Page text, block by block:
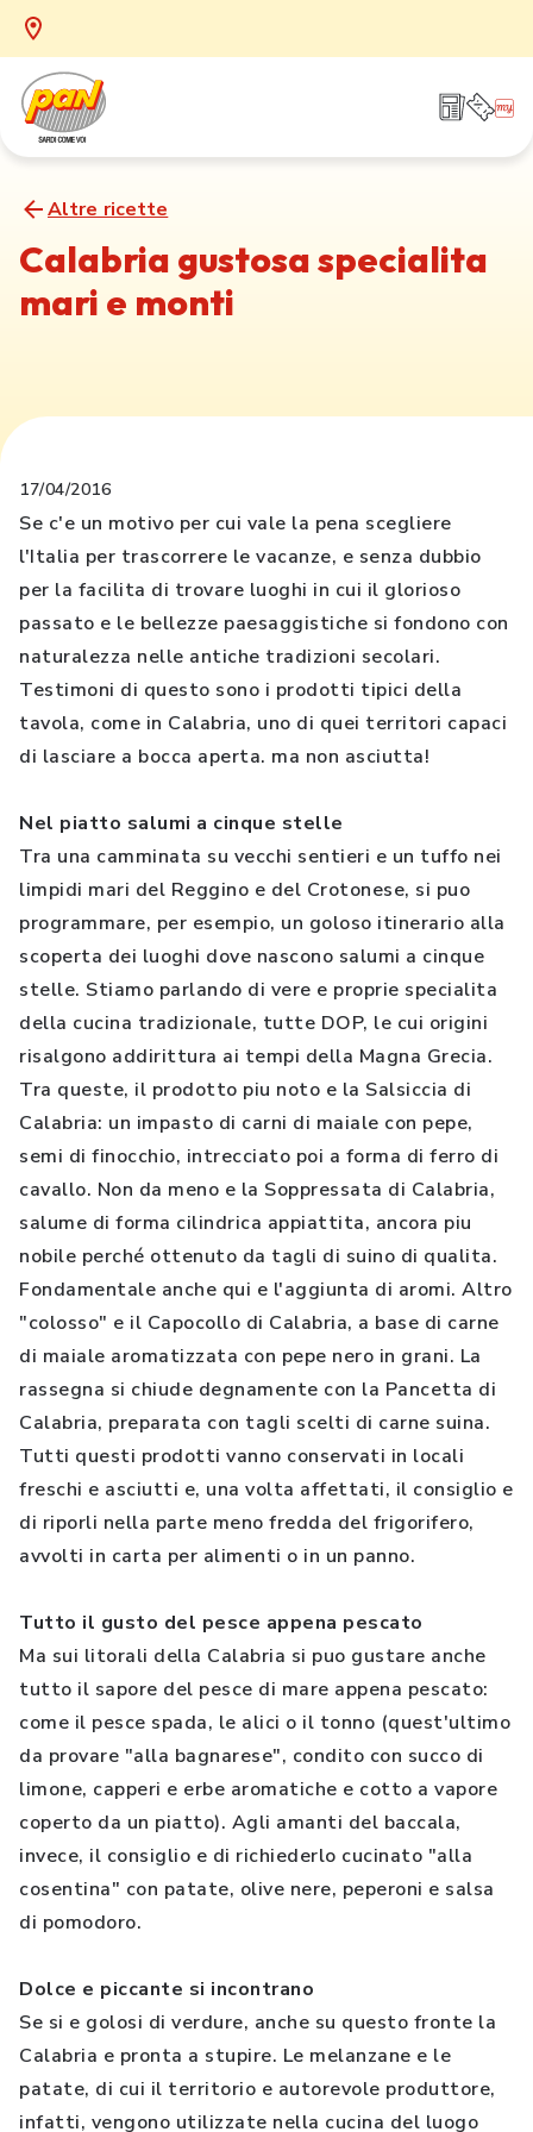
Altre ricette
Calabria gustosa specialita
mari e monti
17/04/2016
Se c'e un motivo per cui vale la pena scegliere
l'Italia per trascorrere le vacanze, e senza dubbio
per la facilita di trovare luoghi in cui il glorioso
passato e le bellezze paesaggistiche si fondono con
naturalezza nelle antiche tradizioni secolari.
Testimoni di questo sono i prodotti tipici della
tavola, come in Calabria, uno di quei territori capaci
di lasciare a bocca aperta. ma non asciutta!
Nel piatto salumi a cinque stelle
Tra una camminata su vecchi sentieri e un tuffo nei
limpidi mari del Reggino e del Crotonese, si puo
programmare, per esempio, un goloso itinerario alla
scoperta dei luoghi dove nascono salumi a cinque
stelle. Stiamo parlando di vere e proprie specialita
della cucina tradizionale, tutte DOP, le cui origini
risalgono addirittura ai tempi della Magna Grecia.
Tra queste, il prodotto piu noto e la Salsiccia di
Calabria: un impasto di carni di maiale con pepe,
semi di finocchio, intrecciato poi a forma di ferro di
cavallo. Non da meno e la Soppressata di Calabria,
salume di forma cilindrica appiattita, ancora piu
nobile perché ottenuto da tagli di suino di qualita.
Fondamentale anche qui e l'aggiunta di aromi. Altro
"colosso" e il Capocollo di Calabria, a base di carne
di maiale aromatizzata con pepe nero in grani. La
rassegna si chiude degnamente con la Pancetta di
Calabria, preparata con tagli scelti di carne suina.
Tutti questi prodotti vanno conservati in locali
freschi e asciutti e, una volta affettati, il consiglio e
di riporli nella parte meno fredda del frigorifero,
avvolti in carta per alimenti o in un panno.
Tutto il gusto del pesce appena pescato
Ma sui litorali della Calabria si puo gustare anche
tutto il sapore del pesce di mare appena pescato:
come il pesce spada, le alici o il tonno (quest'ultimo
da provare "alla bagnarese", condito con succo di
limone, capperi e erbe aromatiche e cotto a vapore
coperto da un piatto). Agli amanti del baccala,
invece, il consiglio e di richiederlo cucinato "alla
cosentina" con patate, olive nere, peperoni e salsa
di pomodoro.
Dolce e piccante si incontrano
Se si e golosi di verdure, anche su questo fronte la
Calabria e pronta a stupire. Le melanzane e le
patate, di cui il territorio e autorevole produttore,
infatti, vengono utilizzate nella cucina del luogo